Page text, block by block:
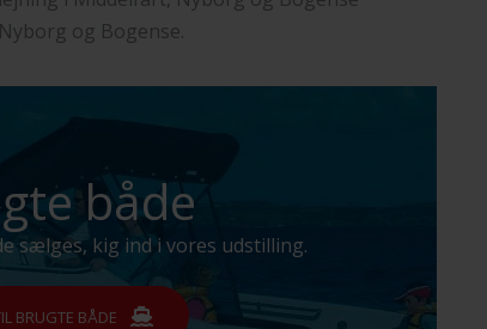
og Bogense.
både
sælges, kig ind i vores udstilling.
BRUGTE BÅDE